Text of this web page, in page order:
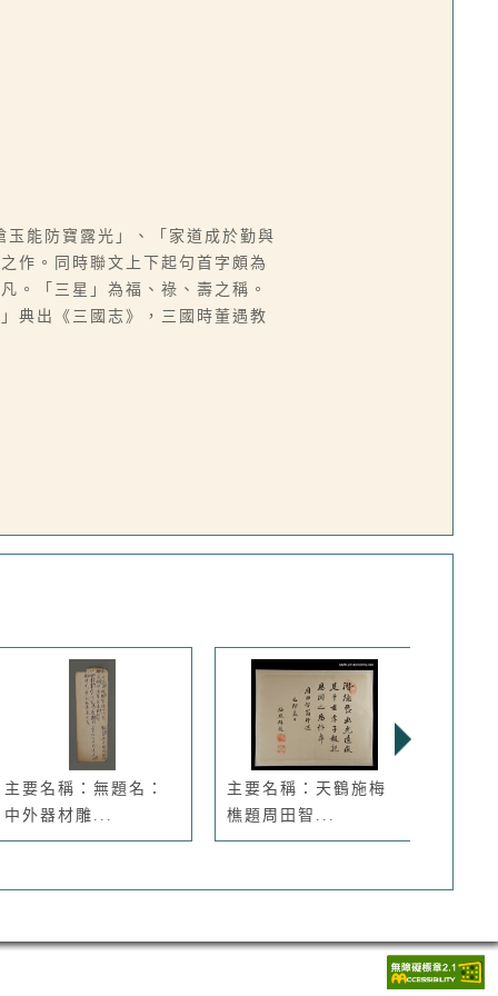
能防寶露光」、「家道成於勤與
作。同時聯文上下起句首字頗為
。「三星」為福、祿、壽之稱。
典出《三國志》，三國時董遇教
主要名稱：無題名：
中外器材雕...
主要名稱：天鶴施梅
樵題周田智...